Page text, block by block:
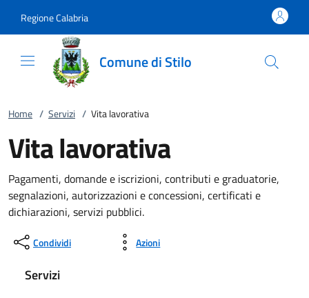
Regione Calabria
Comune di Stilo
Home / Servizi / Vita lavorativa
Vita lavorativa
Pagamenti, domande e iscrizioni, contributi e graduatorie,
segnalazioni, autorizzazioni e concessioni, certificati e
dichiarazioni, servizi pubblici.
Condividi Azioni
Servizi